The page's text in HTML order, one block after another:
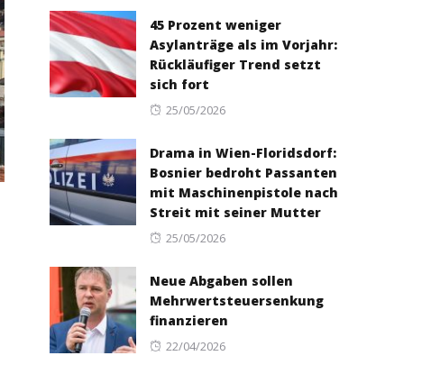
45 Prozent weniger
Asylanträge als im Vorjahr:
Rückläufiger Trend setzt
sich fort
Posted
25/05/2026
Drama in Wien-Floridsdorf:
Bosnier bedroht Passanten
mit Maschinenpistole nach
Streit mit seiner Mutter
Posted
25/05/2026
Neue Abgaben sollen
Mehrwertsteuersenkung
finanzieren
Posted
22/04/2026